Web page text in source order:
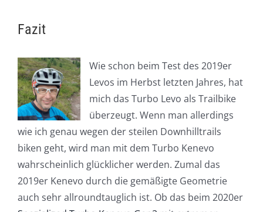
Fazit
Wie schon beim Test des 2019er
Levos im Herbst letzten Jahres, hat
mich das Turbo Levo als Trailbike
überzeugt. Wenn man allerdings
wie ich genau wegen der steilen Downhilltrails
biken geht, wird man mit dem Turbo Kenevo
wahrscheinlich glücklicher werden. Zumal das
2019er Kenevo durch die gemäßigte Geometrie
auch sehr allroundtauglich ist. Ob das beim 2020er